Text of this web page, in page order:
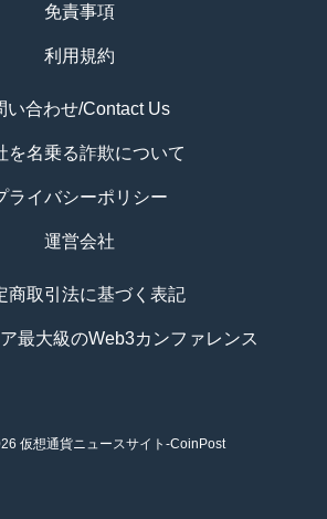
免責事項
利用規約
い合わせ/Contact Us
を名乗る詐欺について
ライバシーポリシー
運営会社
商取引法に基づく表記
最大級のWeb3カンファレンス
仮想通貨ニュースサイト-CoinPost